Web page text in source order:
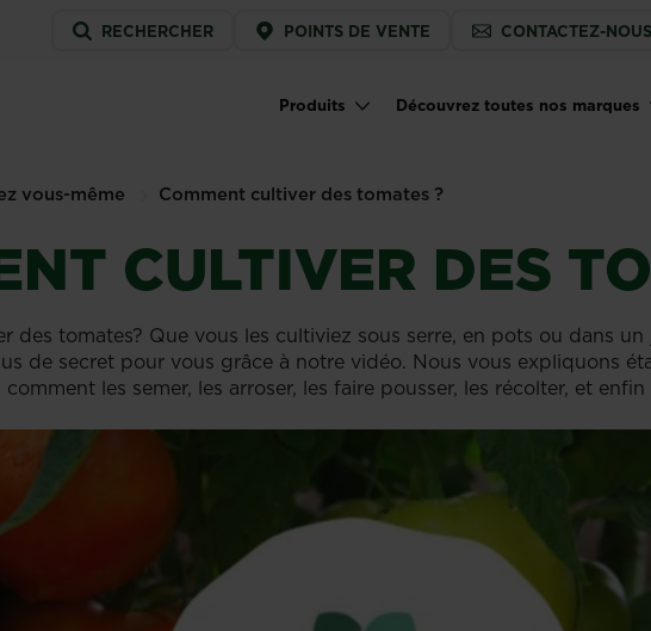
Service
menu
RECHERCHER POINTS DE VENTE CONTACTEZ-NOUS
Main navigation
Produits Découvrez toutes nos marques
vous-même Comment cultiver des tomates ?
CULTIVER DES
des tomates? Que vous les cultiviez sous serre, en pots ou dans
de secret pour vous grâce à notre vidéo. Nous vous expliquons
comment les semer, les arroser, les faire pousser, les récolter, et